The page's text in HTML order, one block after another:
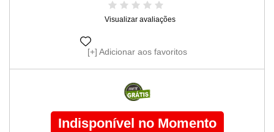
Visualizar avaliações
Adicionar aos favoritos
Indisponível no Momento